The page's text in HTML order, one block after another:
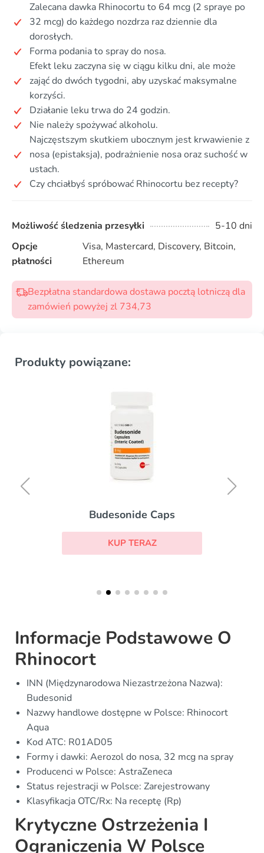
Zalecana dawka Rhinocortu to 64 mcg (2 spraye po
32 mcg) do każdego nozdrza raz dziennie dla
dorosłych.
Forma podania to spray do nosa.
Efekt leku zaczyna się w ciągu kilku dni, ale może
zająć do dwóch tygodni, aby uzyskać maksymalne
korzyści.
Działanie leku trwa do 24 godzin.
Nie należy spożywać alkoholu.
Najczęstszym skutkiem ubocznym jest krwawienie z
nosa (epistaksja), podrażnienie nosa oraz suchość w
ustach.
Czy chciałbyś spróbować Rhinocortu bez recepty?
Możliwość śledzenia przesyłki
5-10 dni
Opcje
płatności
Visa, Mastercard, Discovery, Bitcoin,
Ethereum
Bezpłatna standardowa dostawa pocztą lotniczą dla
zamówień powyżej zl 734,73
Produkty powiązane:
Budesonide Caps
KUP TERAZ
Informacje Podstawowe O
Rhinocort
INN (Międzynarodowa Niezastrzeżona Nazwa):
Budesonid
Nazwy handlowe dostępne w Polsce: Rhinocort
Aqua
Kod ATC: R01AD05
Formy i dawki: Aerozol do nosa, 32 mcg na spray
Producenci w Polsce: AstraZeneca
Status rejestracji w Polsce: Zarejestrowany
Klasyfikacja OTC/Rx: Na receptę (Rp)
Krytyczne Ostrzeżenia I
Ograniczenia W Polsce